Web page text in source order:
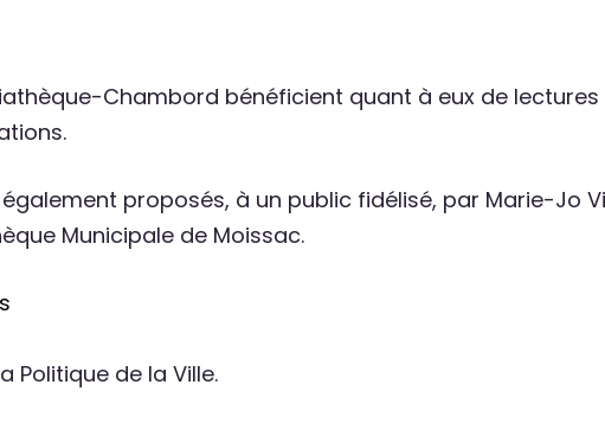
Chambord bénéficient quant à eux de
proposés, à un public fidélisé, par Marie-Jo
Municipale de Moissac.
Politique de la Ville.